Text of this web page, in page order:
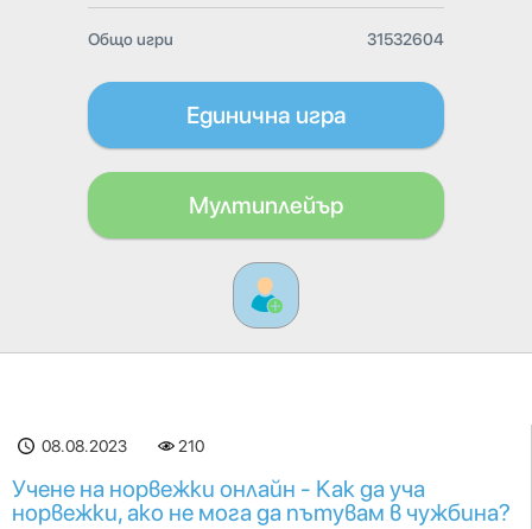
Общо игри 31532604
Единична игра
Мултиплейър
08.08.2023 210
Учене на норвежки онлайн - Как да уча
норвежки, ако не мога да пътувам в чужбина?